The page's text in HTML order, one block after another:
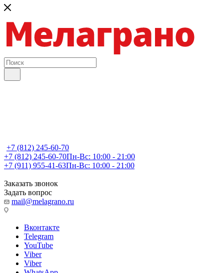
+7 (812) 245-60-70
+7 (812) 245-60-70Пн-Вс: 10:00 - 21:00
+7 (911) 955-41-63Пн-Вс: 10:00 - 21:00
Заказать звонок
Задать вопрос
mail@melagrano.ru
Вконтакте
Telegram
YouTube
Viber
Viber